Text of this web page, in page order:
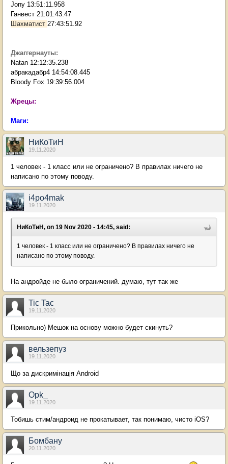
Jony 13:51:11.958
Ганвест 21:01:43.47
Шахматист 27:43:51.92
Джаггернауты:
Natan 12:12:35.238
абракадабр4 14:54:08.445
Bloody Fox 19:39:56.004
Жрецы:
Маги:
НиКоТиН
19.11.2020
1 человек - 1 класс или не ограничено? В правилах ничего не
написано по этому поводу.
i4po4mak
19.11.2020
НиКоТиН, on 19 Nov 2020 - 14:45, said:
1 человек - 1 класс или не ограничено? В правилах ничего не
написано по этому поводу.
На андройде не было ограничений. думаю, тут так же
Tic Tac
19.11.2020
Прикольно) Мешок на основу можно будет скинуть?
вельзепуз
19.11.2020
Що за дискримінація Android
Opk_
19.11.2020
Тобишь стим/андроид не прокатывает, так понимаю, чисто iOS?
Бомбану
20.11.2020